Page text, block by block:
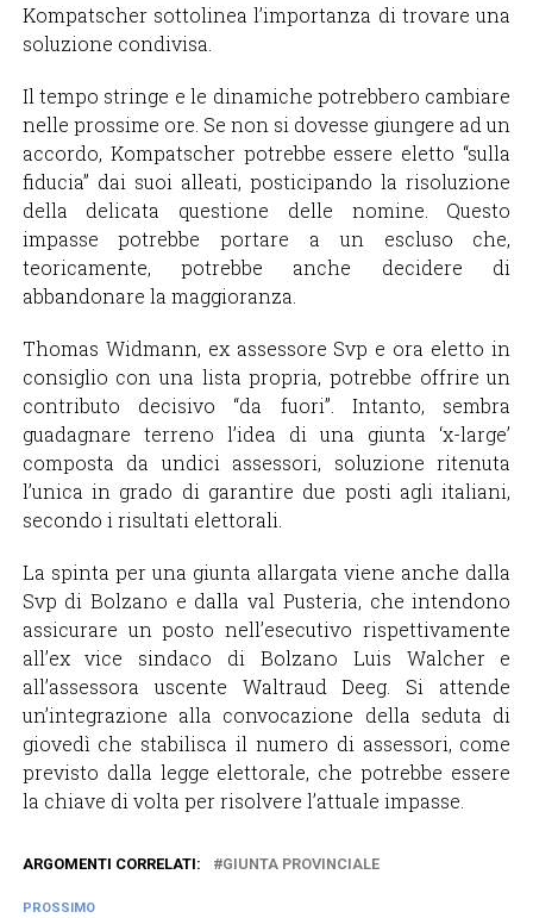
Kompatscher sottolinea l’importanza di trovare una
soluzione condivisa.
Il tempo stringe e le dinamiche potrebbero cambiare
nelle prossime ore. Se non si dovesse giungere ad un
accordo, Kompatscher potrebbe essere eletto “sulla
fiducia” dai suoi alleati, posticipando la risoluzione
della delicata questione delle nomine. Questo
impasse potrebbe portare a un escluso che,
teoricamente, potrebbe anche decidere di
abbandonare la maggioranza.
Thomas Widmann, ex assessore Svp e ora eletto in
consiglio con una lista propria, potrebbe offrire un
contributo decisivo “da fuori”. Intanto, sembra
guadagnare terreno l’idea di una giunta ‘x-large’
composta da undici assessori, soluzione ritenuta
l’unica in grado di garantire due posti agli italiani,
secondo i risultati elettorali.
La spinta per una giunta allargata viene anche dalla
Svp di Bolzano e dalla val Pusteria, che intendono
assicurare un posto nell’esecutivo rispettivamente
all’ex vice sindaco di Bolzano Luis Walcher e
all’assessora uscente Waltraud Deeg. Si attende
un’integrazione alla convocazione della seduta di
giovedì che stabilisca il numero di assessori, come
previsto dalla legge elettorale, che potrebbe essere
la chiave di volta per risolvere l’attuale impasse.
ARGOMENTI CORRELATI: GIUNTA PROVINCIALE
PROSSIMO